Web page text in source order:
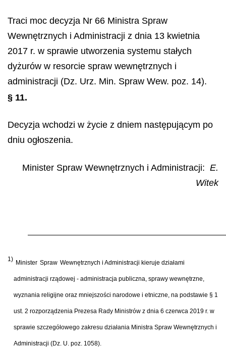
Traci moc decyzja Nr 66 Ministra Spraw
Wewnętrznych i Administracji z dnia 13 kwietnia
2017 r. w sprawie utworzenia systemu stałych
dyżurów w resorcie spraw wewnętrznych i
administracji (Dz. Urz. Min. Spraw Wew. poz. 14).
§ 11.
Decyzja wchodzi w życie z dniem następującym po
dniu ogłoszenia.
Minister Spraw Wewnętrznych i Administracji: E.
Witek
1) Minister Spraw Wewnętrznych i Administracji kieruje działami
administracji rządowej - administracja publiczna, sprawy wewnętrzne,
wyznania religijne oraz mniejszości narodowe i etniczne, na podstawie § 1
ust. 2 rozporządzenia Prezesa Rady Ministrów z dnia 6 czerwca 2019 r. w
sprawie szczegółowego zakresu działania Ministra Spraw Wewnętrznych i
Administracji (Dz. U. poz. 1058).